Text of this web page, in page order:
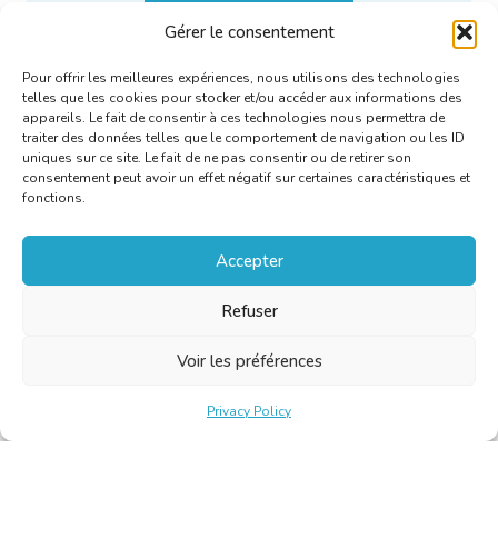
Gérer le consentement
Pour offrir les meilleures expériences, nous utilisons des technologies
telles que les cookies pour stocker et/ou accéder aux informations des
appareils. Le fait de consentir à ces technologies nous permettra de
traiter des données telles que le comportement de navigation ou les ID
uniques sur ce site. Le fait de ne pas consentir ou de retirer son
consentement peut avoir un effet négatif sur certaines caractéristiques et
fonctions.
Accepter
Refuser
Voir les préférences
Privacy Policy